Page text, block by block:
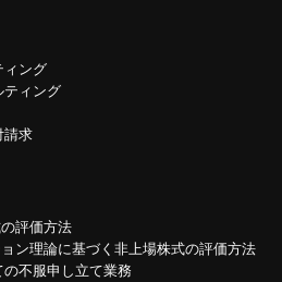
ィング
ティング
請求
評価方法
ン理論に基づく非上場株式の評価方法
不服申し立て業務